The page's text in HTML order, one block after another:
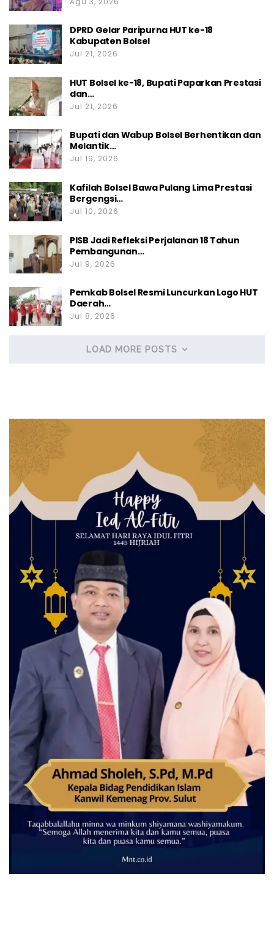
DPRD Gelar Paripurna HUT ke-18
Kabupaten Bolsel
Jul 21, 2026
HUT Bolsel ke-18, Bupati Paparkan Prestasi
dan…
Jul 21, 2026
Bupati dan Wabup Bolsel Berhentikan dan
Melantik…
Jul 19, 2026
Kafilah Bolsel Bawa Pulang Lima Prestasi
Bergengsi…
Jul 10, 2026
PISB Jadi Refleksi Perjalanan 18 Tahun
Pembangunan…
Jul 9, 2026
Pemkab Bolsel Resmi Luncurkan Logo HUT
Daerah…
Jul 8, 2026
LOAD MORE POSTS